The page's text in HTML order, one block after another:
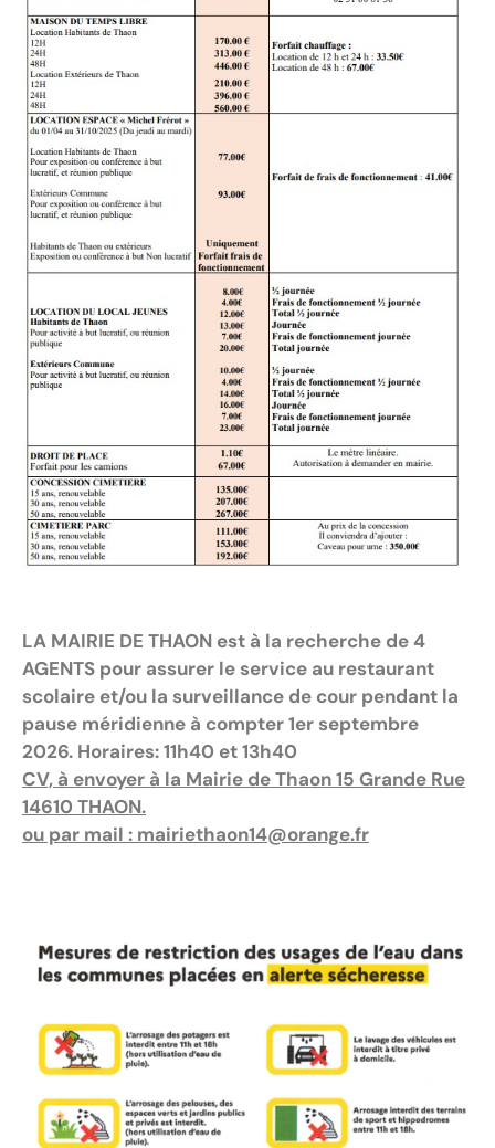
LA MAIRIE DE THAON est à la recherche de 4
AGENTS pour assurer le service au restaurant
scolaire et/ou la surveillance de cour pendant la
pause méridienne à compter 1er septembre
2026. Horaires: 11h40 et 13h40
CV, à envoyer à la Mairie de Thaon 15 Grande Rue
14610 THAON.
ou par mail : mairiethaon14@orange.fr